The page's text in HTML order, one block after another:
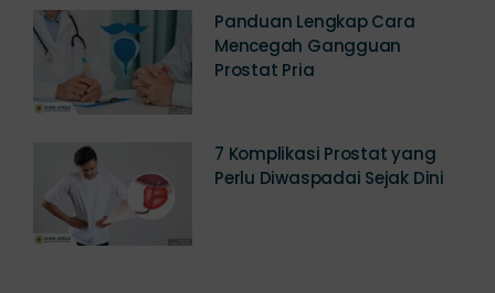
Panduan Lengkap Cara
Mencegah Gangguan
7 Komplikasi Prostat yang
Perlu Diwaspadai Sejak Dini